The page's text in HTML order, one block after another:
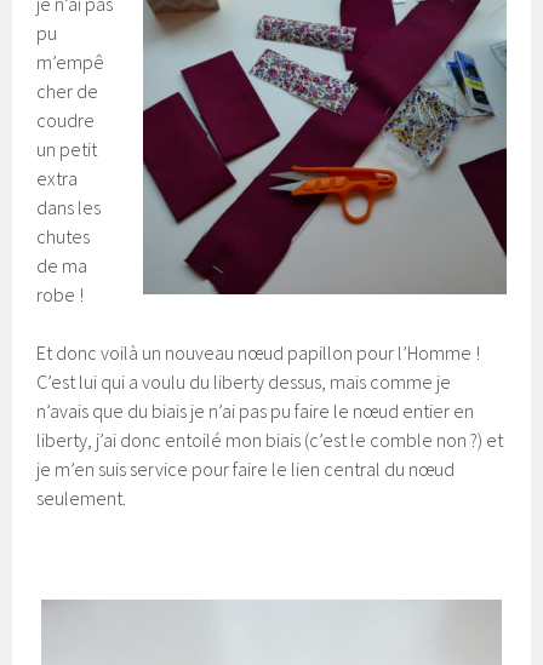
pu
m’empê
cher de
coudre
un petit
extra
dans les
chutes
de ma
robe !
Et donc voilà un nouveau nœud papillon pour l’Homme !
C’est lui qui a voulu du liberty dessus, mais comme je
n’avais que du biais je n’ai pas pu faire le nœud entier en
liberty, j’ai donc entoilé mon biais (c’est le comble non ?) et
je m’en suis service pour faire le lien central du nœud
seulement.